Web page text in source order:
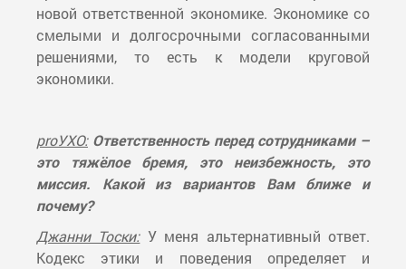
новой ответственной экономике. Экономике со
смелыми и долгосрочными согласованными
решениями, то есть к модели круговой
экономики.
proУХО: Ответственность перед сотрудниками –
это тяжёлое бремя, это неизбежность, это
миссия. Какой из вариантов Вам ближе и
почему?
Джанни Тоски:У меня альтернативный ответ.
Кодекс этики и поведения определяет и